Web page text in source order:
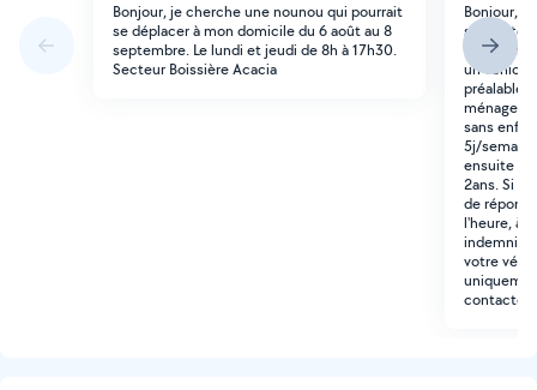
Bonjour, je cherche une nounou qui pourrait
se déplacer à mon domicile du 6 août au 8
septembre. Le lundi et jeudi de 8h à 17h30.
Secteur Boissière Acacia
Bonjour,
sur
7h20-
un
préalable
ménage à
sans
5j/
ensuite
2ans. Si
de
l'heure, à
votre
contacter.